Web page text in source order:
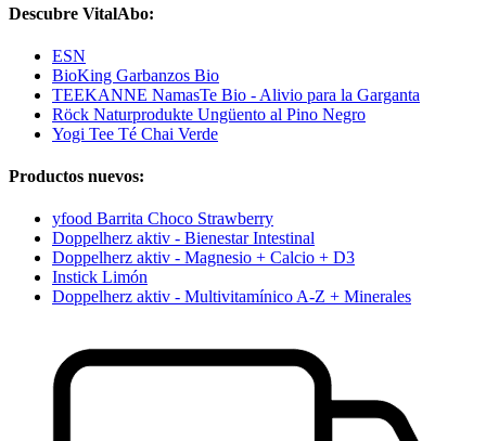
Descubre VitalAbo:
ESN
BioKing Garbanzos Bio
TEEKANNE NamasTe Bio - Alivio para la Garganta
Röck Naturprodukte Ungüento al Pino Negro
Yogi Tee Té Chai Verde
Productos nuevos:
yfood Barrita Choco Strawberry
Doppelherz aktiv - Bienestar Intestinal
Doppelherz aktiv - Magnesio + Calcio + D3
Instick Limón
Doppelherz aktiv - Multivitamínico A-Z + Minerales